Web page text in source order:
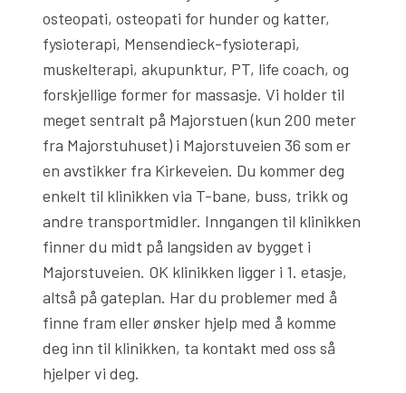
osteopati, osteopati for hunder og katter,
fysioterapi, Mensendieck-fysioterapi,
muskelterapi, akupunktur, PT, life coach, og
forskjellige former for massasje. Vi holder til
meget sentralt på Majorstuen (kun 200 meter
fra Majorstuhuset) i Majorstuveien 36 som er
en avstikker fra Kirkeveien. Du kommer deg
enkelt til klinikken via T-bane, buss, trikk og
andre transportmidler. Inngangen til klinikken
finner du midt på langsiden av bygget i
Majorstuveien. OK klinikken ligger i 1. etasje,
altså på gateplan. Har du problemer med å
finne fram eller ønsker hjelp med å komme
deg inn til klinikken, ta kontakt med oss så
hjelper vi deg.